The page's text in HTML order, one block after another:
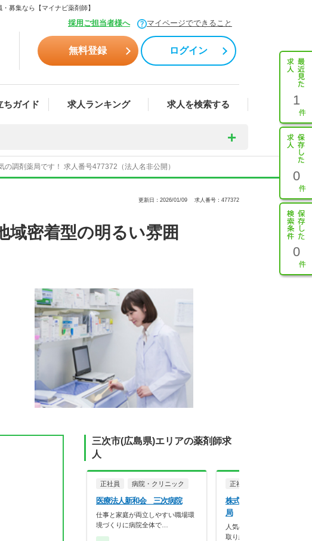
募集なら【マイナビ薬剤師】
採用ご担当者様へ マイページでできること
無料登録 ログイン
ちガイド 求人ランキング 求人を検索する 1
0
0
調剤薬局です！ 求人番号477372（法人名非公開）
更新日：2026/01/09 求人番号：477372
域密着型の明るい雰囲
三次市(広島県)エリアの薬剤師求
人
正社員 病院・クリニック
医療法人新和会 三次病院
仕事と家庭が両立しやすい職場環
境づくりに病院全体で…
正社員
株式会社西日本調剤 し
局
人気の求人です◎積極的に仕
取り組むスタッフ募集…